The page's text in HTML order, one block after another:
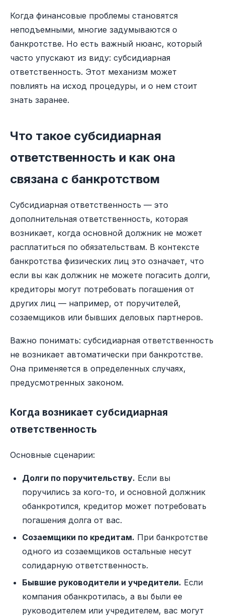
Когда финансовые проблемы становятся
неподъемными, многие задумываются о
банкротстве. Но есть важный нюанс, который
часто упускают из виду: субсидиарная
ответственность. Этот механизм может
повлиять на исход процедуры, и о нем стоит
знать заранее.
Что такое субсидиарная
ответственность и как она
связана с банкротством
Субсидиарная ответственность — это
дополнительная ответственность, которая
возникает, когда основной должник не может
расплатиться по обязательствам. В контексте
банкротства физических лиц это означает, что
если вы как должник не можете погасить долги,
кредиторы могут потребовать погашения от
других лиц — например, от поручителей,
созаемщиков или бывших деловых партнеров.
Важно понимать: субсидиарная ответственность
не возникает автоматически при банкротстве.
Она применяется в определенных случаях,
предусмотренных законом.
Когда возникает субсидиарная
ответственность
Основные сценарии:
Долги по поручительству. Если вы
поручились за кого-то, и основной должник
обанкротился, кредитор может потребовать
погашения долга от вас.
Созаемщики по кредитам. При банкротстве
одного из созаемщиков остальные несут
солидарную ответственность.
Бывшие руководители и учредители. Если
компания обанкротилась, а вы были ее
руководителем или учредителем, вас могут